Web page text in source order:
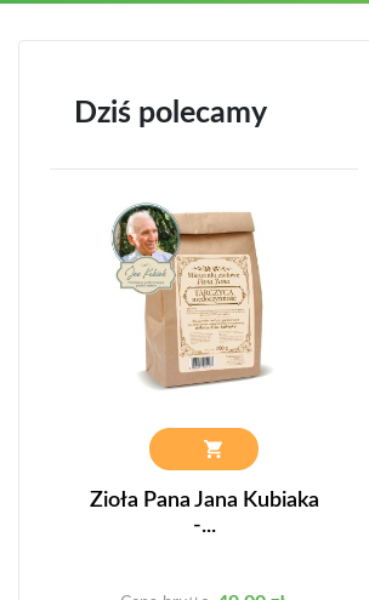
Dziś polecamy
Zioła Pana Jana Kubiaka
-...